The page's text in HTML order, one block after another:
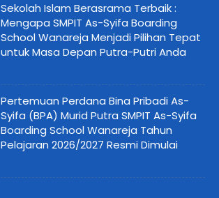
Sekolah Islam Berasrama Terbaik :
Mengapa SMPIT As-Syifa Boarding
School Wanareja Menjadi Pilihan Tepat
untuk Masa Depan Putra-Putri Anda
Pertemuan Perdana Bina Pribadi As-
Syifa (BPA) Murid Putra SMPIT As-Syifa
Boarding School Wanareja Tahun
Pelajaran 2026/2027 Resmi Dimulai